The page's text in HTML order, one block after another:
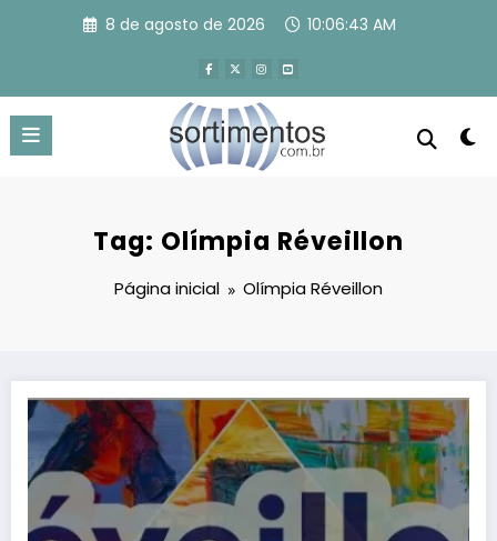
8 de agosto de 2026 10:06:44 AM
Tag: Olímpia Réveillon
Página inicial Olímpia Réveillon